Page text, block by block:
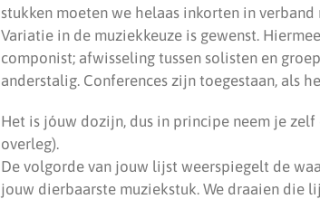
stukken moeten we helaas inkorten in
Variatie in de muziekkeuze is gewenst.
componist; afwisseling tussen solisten en
anderstalig. Conferences zijn toegestaan, als
Het is jóuw dozijn, dus in principe neem je zelf
overleg).
De volgorde van jouw lijst weerspiegelt de
jouw dierbaarste muziekstuk. We draaien die